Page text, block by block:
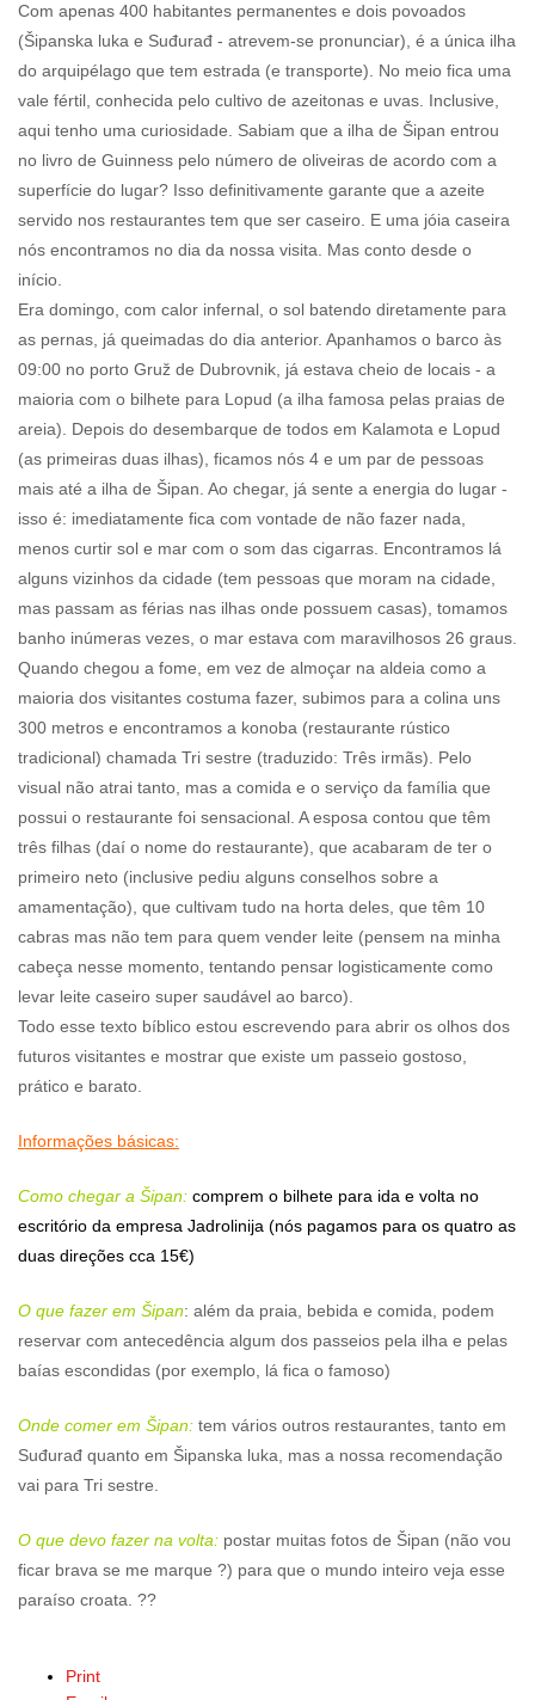
Com apenas 400 habitantes permanentes e dois povoados
(Šipanska luka e Suđurađ - atrevem-se pronunciar), é a única ilha
do arquipélago que tem estrada (e transporte). No meio fica uma
vale fértil, conhecida pelo cultivo de azeitonas e uvas. Inclusive,
aqui tenho uma curiosidade. Sabiam que a ilha de Šipan entrou
no livro de Guinness pelo número de oliveiras de acordo com a
superfície do lugar? Isso definitivamente garante que a azeite
servido nos restaurantes tem que ser caseiro. E uma jóia caseira
nós encontramos no dia da nossa visita. Mas conto desde o
início.
Era domingo, com calor infernal, o sol batendo diretamente para
as pernas, já queimadas do dia anterior. Apanhamos o barco às
09:00 no porto Gruž de Dubrovnik, já estava cheio de locais - a
maioria com o bilhete para Lopud (a ilha famosa pelas praias de
areia). Depois do desembarque de todos em Kalamota e Lopud
(as primeiras duas ilhas), ficamos nós 4 e um par de pessoas
mais até a ilha de Šipan. Ao chegar, já sente a energia do lugar -
isso é: imediatamente fica com vontade de não fazer nada,
menos curtir sol e mar com o som das cigarras. Encontramos lá
alguns vizinhos da cidade (tem pessoas que moram na cidade,
mas passam as férias nas ilhas onde possuem casas), tomamos
banho inúmeras vezes, o mar estava com maravilhosos 26 graus.
Quando chegou a fome, em vez de almoçar na aldeia como a
maioria dos visitantes costuma fazer, subimos para a colina uns
300 metros e encontramos a konoba (restaurante rústico
tradicional) chamada Tri sestre (traduzido: Três irmãs). Pelo
visual não atrai tanto, mas a comida e o serviço da família que
possui o restaurante foi sensacional. A esposa contou que têm
três filhas (daí o nome do restaurante), que acabaram de ter o
primeiro neto (inclusive pediu alguns conselhos sobre a
amamentação), que cultivam tudo na horta deles, que têm 10
cabras mas não tem para quem vender leite (pensem na minha
cabeça nesse momento, tentando pensar logisticamente como
levar leite caseiro super saudável ao barco).
Todo esse texto bíblico estou escrevendo para abrir os olhos dos
futuros visitantes e mostrar que existe um passeio gostoso,
prático e barato.
Informações básicas:
Como chegar a Šipan: comprem o bilhete para ida e volta no
escritório da empresa Jadrolinija (nós pagamos para os quatro as
duas direções cca 15€)
O que fazer em Šipan: além da praia, bebida e comida, podem
reservar com antecedência algum dos passeios pela ilha e pelas
baías escondidas (por exemplo, lá fica o famoso)
Onde comer em Šipan: tem vários outros restaurantes, tanto em
Suđurađ quanto em Šipanska luka, mas a nossa recomendação
vai para Tri sestre.
O que devo fazer na volta: postar muitas fotos de Šipan (não vou
ficar brava se me marque ?) para que o mundo inteiro veja esse
paraíso croata. ??
Print